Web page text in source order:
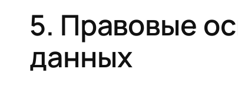
5. Правовые
данных